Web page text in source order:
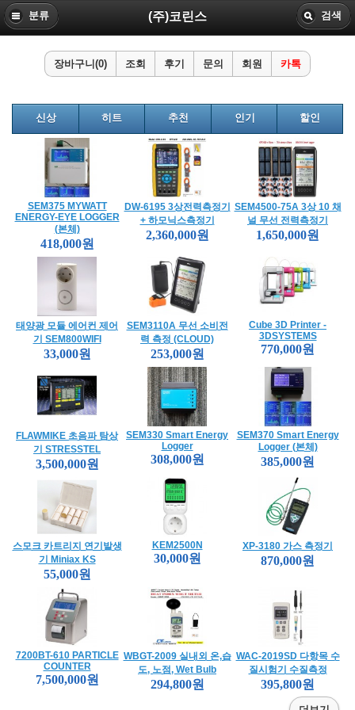
(주)코린스
분류 검색
장바구니(0) 조회 후기 문의 회원 카톡
신상 히트 추천 인기 할인
SEM375 MYWATT
ENERGY-EYE LOGGER
(본체)
418,000원
DW-6195 3상전력측정기
+ 하모닉스측정기
2,360,000원
SEM4500-75A 3상 10 채
널 무선 전력측정기
1,650,000원
태양광 모듈 에어컨 제어
기 SEM800WIFI
33,000원
SEM3110A 무선 소비전
력 측정 (CLOUD)
253,000원
Cube 3D Printer -
3DSYSTEMS
770,000원
FLAWMIKE 초음파 탐상
기 STRESSTEL
3,500,000원
SEM330 Smart Energy
Logger
308,000원
SEM370 Smart Energy
Logger (본체)
385,000원
스모크 카트리지 연기발생
기 Miniax KS
55,000원
KEM2500N
30,000원
XP-3180 가스 측정기
870,000원
7200BT-610 PARTICLE
COUNTER
7,500,000원
WBGT-2009 실내외 온,습
도, 노점, Wet Bulb
294,800원
WAC-2019SD 다항목 수
질시험기 수질측정
395,800원